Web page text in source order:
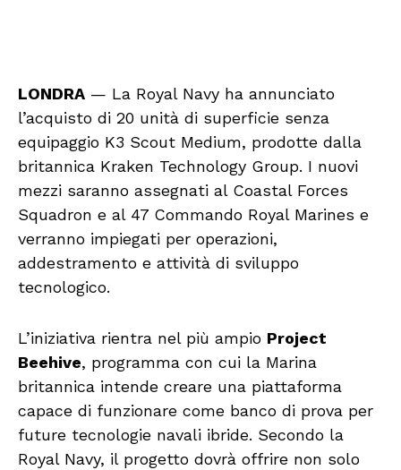
LONDRA — La Royal Navy ha annunciato
l’acquisto di 20 unità di superficie senza
equipaggio K3 Scout Medium, prodotte dalla
britannica Kraken Technology Group. I nuovi
mezzi saranno assegnati al Coastal Forces
Squadron e al 47 Commando Royal Marines e
verranno impiegati per operazioni,
addestramento e attività di sviluppo
tecnologico.
L’iniziativa rientra nel più ampio Project
Beehive, programma con cui la Marina
britannica intende creare una piattaforma
capace di funzionare come banco di prova per
future tecnologie navali ibride. Secondo la
Royal Navy, il progetto dovrà offrire non solo